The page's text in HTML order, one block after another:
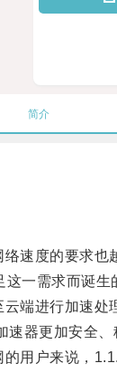
简介
速度的要求也
一需求而诞生
进行加速处
更加安全、
户来说，